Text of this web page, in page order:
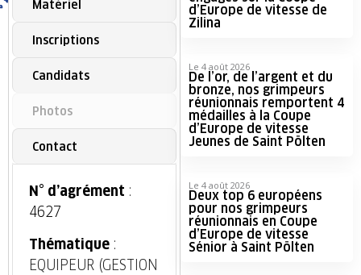
Matériel
Inscriptions
Candidats
Photos
Contact
N° d’agrément :
4627
Thématique:
EQUIPEUR (GESTION
d’Europe de vitesse de
Zilina
Le 4 août 2026
De l’or, de l’argent et du
bronze, nos grimpeurs
réunionnais remportent 4
médailles à la Coupe
d’Europe de vitesse
Jeunes de Saint Pölten
Le 4 août 2026
Deux top 6 européens
pour nos grimpeurs
réunionnais en Coupe
d’Europe de vitesse
Sénior à Saint Pölten